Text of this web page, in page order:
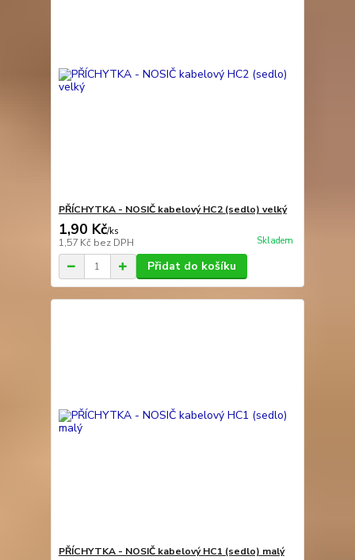
PŘÍCHYTKA - NOSIČ kabelový HC2 (sedlo) velký
1,90 Kč/ks
1,57 Kč bez DPH Skladem
Přidat do košíku
PŘÍCHYTKA - NOSIČ kabelový HC1 (sedlo) malý